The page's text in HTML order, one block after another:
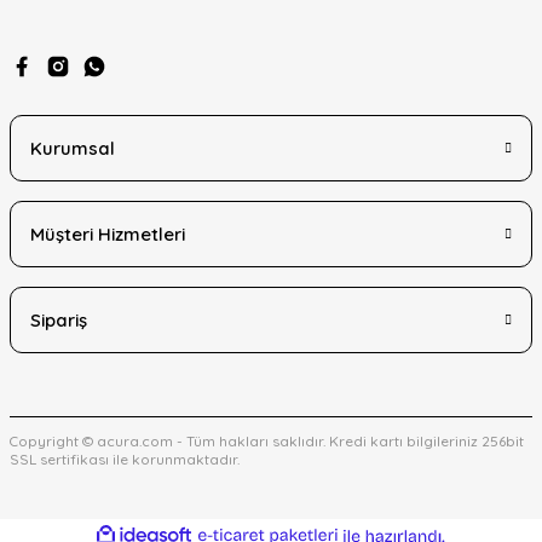
Kurumsal
Müşteri Hizmetleri
Sipariş
Copyright © acura.com - Tüm hakları saklıdır. Kredi kartı bilgileriniz 256bit
SSL sertifikası ile korunmaktadır.
ideasoft e-